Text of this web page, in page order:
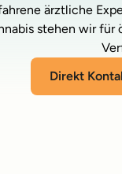
ärztliche
stehen wir für
Direkt